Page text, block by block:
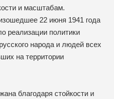
и масштабам.
22 июня 1941 года
реализации политики
народа и людей всех
на территории
благодаря стойкости и